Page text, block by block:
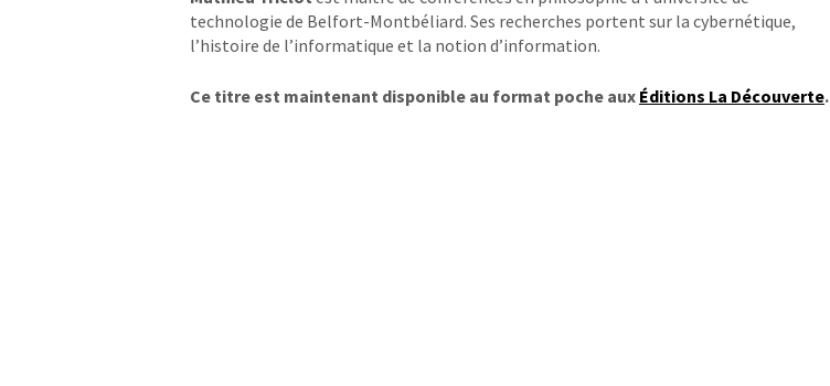
technologie de Belfort-Montbéliard. Ses recherches portent sur la cybernétique,
l’histoire de l’informatique et la notion d’information.
Ce titre est maintenant disponible au format poche aux Éditions La Découverte.